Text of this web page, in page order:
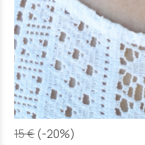
15 € (-20%)